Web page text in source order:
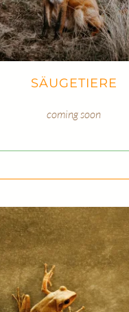
SÄUGETIERE
coming soon